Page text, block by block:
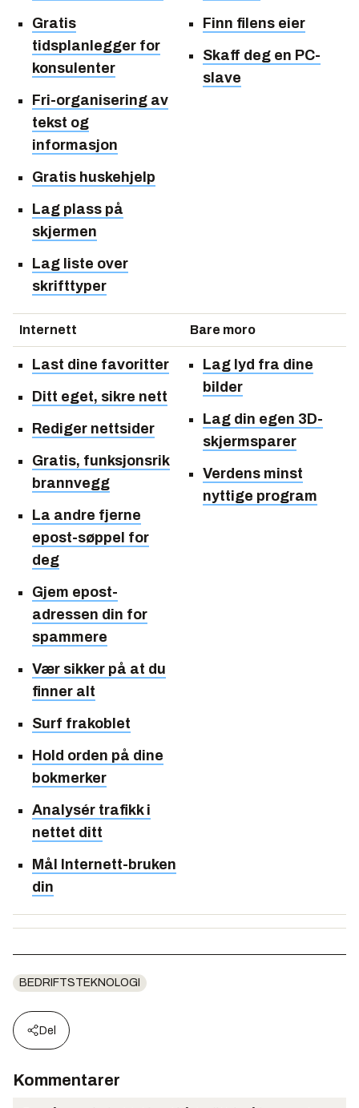
Gratis
tidsplanlegger for
konsulenter
Fri-organisering av
tekst og
informasjon
Gratis huskehjelp
Lag plass på
skjermen
Lag liste over
skrifttyper
Finn filens eier
Skaff deg en PC-
slave
Internett Bare moro
Last dine favoritter
Ditt eget, sikre nett
Rediger nettsider
Gratis, funksjonsrik
brannvegg
La andre fjerne
epost-søppel for
deg
Gjem epost-
adressen din for
spammere
Vær sikker på at du
finner alt
Surf frakoblet
Hold orden på dine
bokmerker
Analysér trafikk i
nettet ditt
Mål Internett-bruken
din
Lag lyd fra dine
bilder
Lag din egen 3D-
skjermsparer
Verdens minst
nyttige program
BEDRIFTSTEKNOLOGI
Del
Kommentarer